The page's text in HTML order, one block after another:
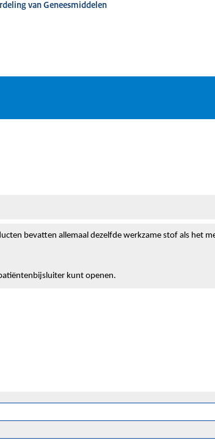
van Geneesmiddelen
bevatten allemaal dezelfde werkzame stof als het
kunt openen.